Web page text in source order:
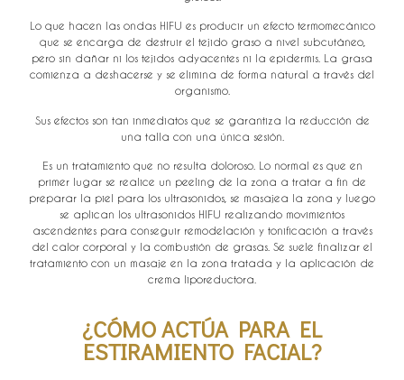
Lo que hacen las ondas HIFU es producir un efecto termomecánico
que se encarga de destruir el tejido graso a nivel subcutáneo,
pero sin dañar ni los tejidos adyacentes ni la epidermis. La grasa
comienza a deshacerse y se elimina de forma natural a través del
organismo.
Sus efectos son tan inmediatos que se garantiza la reducción de
una talla con una única sesión.
Es un tratamiento que no resulta doloroso. Lo normal es que en
primer lugar se realice un peeling de la zona a tratar a fin de
preparar la piel para los ultrasonidos, se masajea la zona y luego
se aplican los ultrasonidos HIFU realizando movimientos
ascendentes para conseguir remodelación y tonificación a través
del calor corporal y la combustión de grasas. Se suele finalizar el
tratamiento con un masaje en la zona tratada y la aplicación de
crema liporeductora.
¿CÓMO ACTÚA PARA EL
ESTIRAMIENTO FACIAL?